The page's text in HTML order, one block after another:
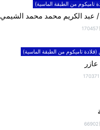
تاميكوم من الطبقة الماسية)
عبد الكريم محمد محمد الشيمي
170457
(قلادة تاميكوم من الطبقة الماسية)
170371
66902